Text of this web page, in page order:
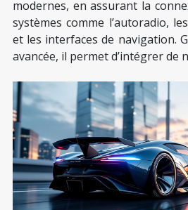
modernes, en assurant la
systèmes comme l’autoradio,
et les interfaces de navigation.
avancée, il permet d’intégrer de